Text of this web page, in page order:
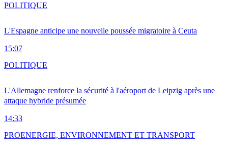
L'Espagne anticipe une nouvelle poussée migratoire à Ceuta
15:07
POLITIQUE
L'Allemagne renforce la sécurité à l'aéroport de Leipzig après une
attaque hybride présumée
14:33
POLITIQUE
PROENERGIE, ENVIRONNEMENT ET TRANSPORT